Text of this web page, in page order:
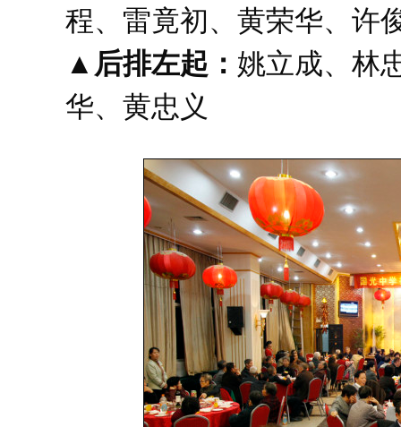
程、雷竟初、黄荣华、许
▲后排左起： 姚立成、林
华、黄忠义